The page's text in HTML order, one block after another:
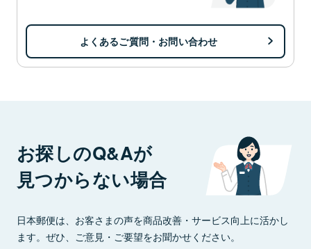
よくあるご質問・お問い合わせ
お探しのQ&Aが
見つからない場合
日本郵便は、お客さまの声を商品改善・サービス向上に活かし
ます。ぜひ、ご意見・ご要望をお聞かせください。